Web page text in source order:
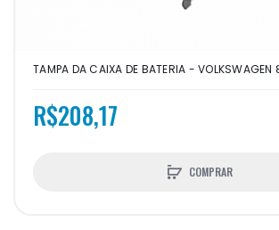
TAMPA DA CAIXA DE BATERIA - VOLKSWAGEN
R$208,17
COMPRAR